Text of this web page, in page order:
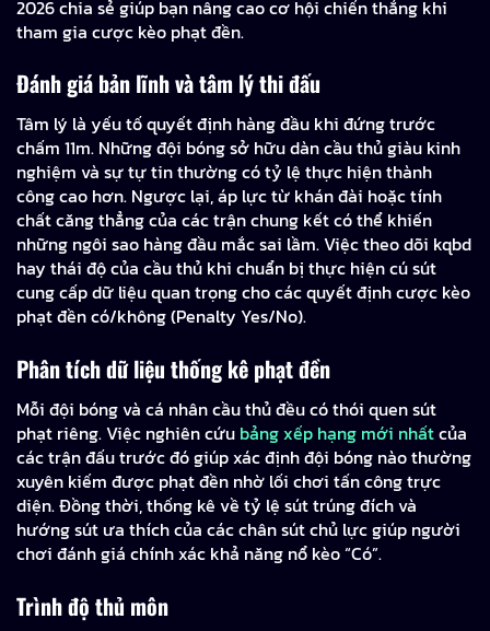
2026 chia sẻ giúp bạn nâng cao cơ hội chiến thắng khi
tham gia cược kèo phạt đền.
Đánh giá bản lĩnh và tâm lý thi đấu
Tâm lý là yếu tố quyết định hàng đầu khi đứng trước
chấm 11m. Những đội bóng sở hữu dàn cầu thủ giàu kinh
nghiệm và sự tự tin thường có tỷ lệ thực hiện thành
công cao hơn. Ngược lại, áp lực từ khán đài hoặc tính
chất căng thẳng của các trận chung kết có thể khiến
những ngôi sao hàng đầu mắc sai lầm. Việc theo dõi kqbd
hay thái độ của cầu thủ khi chuẩn bị thực hiện cú sút
cung cấp dữ liệu quan trọng cho các quyết định cược kèo
phạt đền có/không (Penalty Yes/No).
Phân tích dữ liệu thống kê phạt đền
Mỗi đội bóng và cá nhân cầu thủ đều có thói quen sút
phạt riêng. Việc nghiên cứu bảng xếp hạng mới nhấtcủa
các trận đấu trước đó giúp xác định đội bóng nào thường
xuyên kiếm được phạt đền nhờ lối chơi tấn công trực
diện. Đồng thời, thống kê về tỷ lệ sút trúng đích và
hướng sút ưa thích của các chân sút chủ lực giúp người
chơi đánh giá chính xác khả năng nổ kèo “Có”.
Trình độ thủ môn